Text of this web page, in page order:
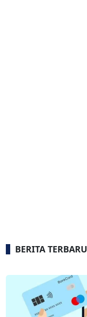
BERITA TERBARU